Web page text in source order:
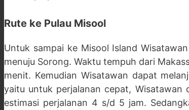
Rute ke Pulau Misool
Untuk sampai ke Misool Island
menuju Sorong. Waktu tempuh dari
menit. Kemudian Wisatawan dapat
yaitu untuk perjalanan cepat, Wisatawan
estimasi perjalanan 4 s/d 5 jam.